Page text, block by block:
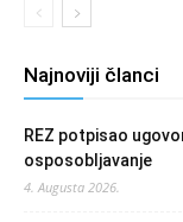
Najnoviji članci
REZ potpisao
osposobljavanje
4. Augusta 2026.